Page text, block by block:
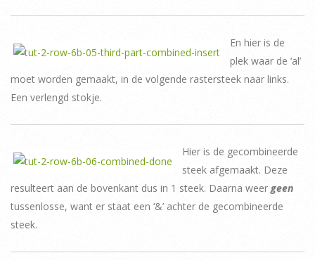
En hier is de
plek waar de ‘al’
moet worden gemaakt, in de volgende rastersteek naar links.
Een verlengd stokje.
Hier is de gecombineerde
steek afgemaakt. Deze
resulteert aan de bovenkant dus in 1 steek. Daarna weer geen
tussenlosse, want er staat een ‘&’ achter de gecombineerde
steek.